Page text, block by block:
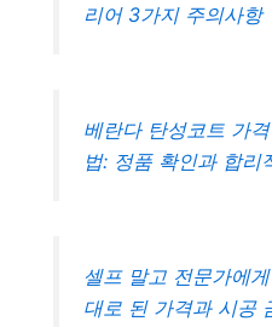
리어 3가지 주의사항
베란다 탄성코트 가
법: 정품 확인과 합리
셀프 말고 전문가에
대로 된 가격과 시공